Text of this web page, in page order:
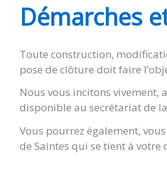
THÉNAC
Démarches
Toute construction,
pose de clôture doit faire
Nous vous incitons vivement,
disponible au secrétariat de
Vous pourrez également,
de Saintes qui se tient à